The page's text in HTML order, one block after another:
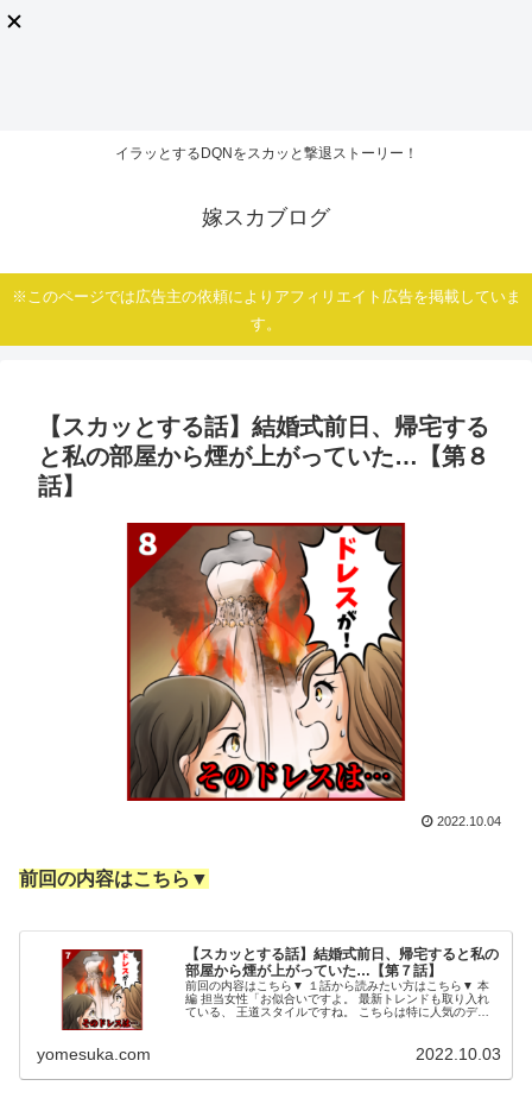
イラッとするDQNをスカッと撃退ストーリー！
嫁スカブログ
※このページでは広告主の依頼によりアフィリエイト広告を掲載していま
す。
【スカッとする話】結婚式前日、帰宅する
と私の部屋から煙が上がっていた…【第８
話】
2022.10.04
前回の内容はこちら▼
【スカッとする話】結婚式前日、帰宅すると私の
部屋から煙が上がっていた…【第７話】
前回の内容はこちら▼ １話から読みたい方はこちら▼ 本
編 担当女性「お似合いですよ。 最新トレンドも取り入れ
ている、 王道スタイルですね。 こちらは特に人気のデザ
yomesuka.com 2022.10.03